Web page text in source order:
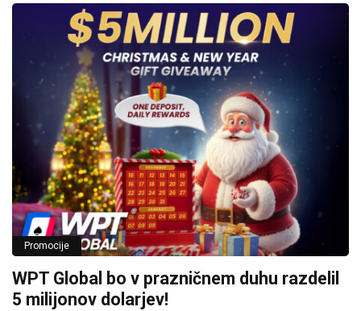
Promocije
WPT Global bo v prazničnem duhu razdelil
5 milijonov dolarjev!